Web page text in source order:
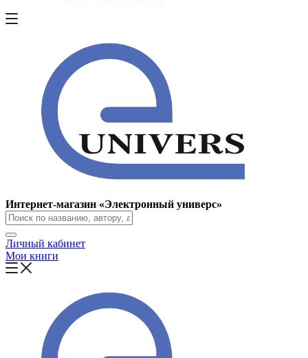
Интернет-магазин «Электронный универс»
Личный кабинет
Мои книги